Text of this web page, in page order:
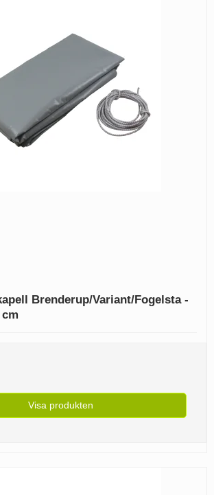
Brenderup/Variant/Fogelsta -
cm
Visa produkten